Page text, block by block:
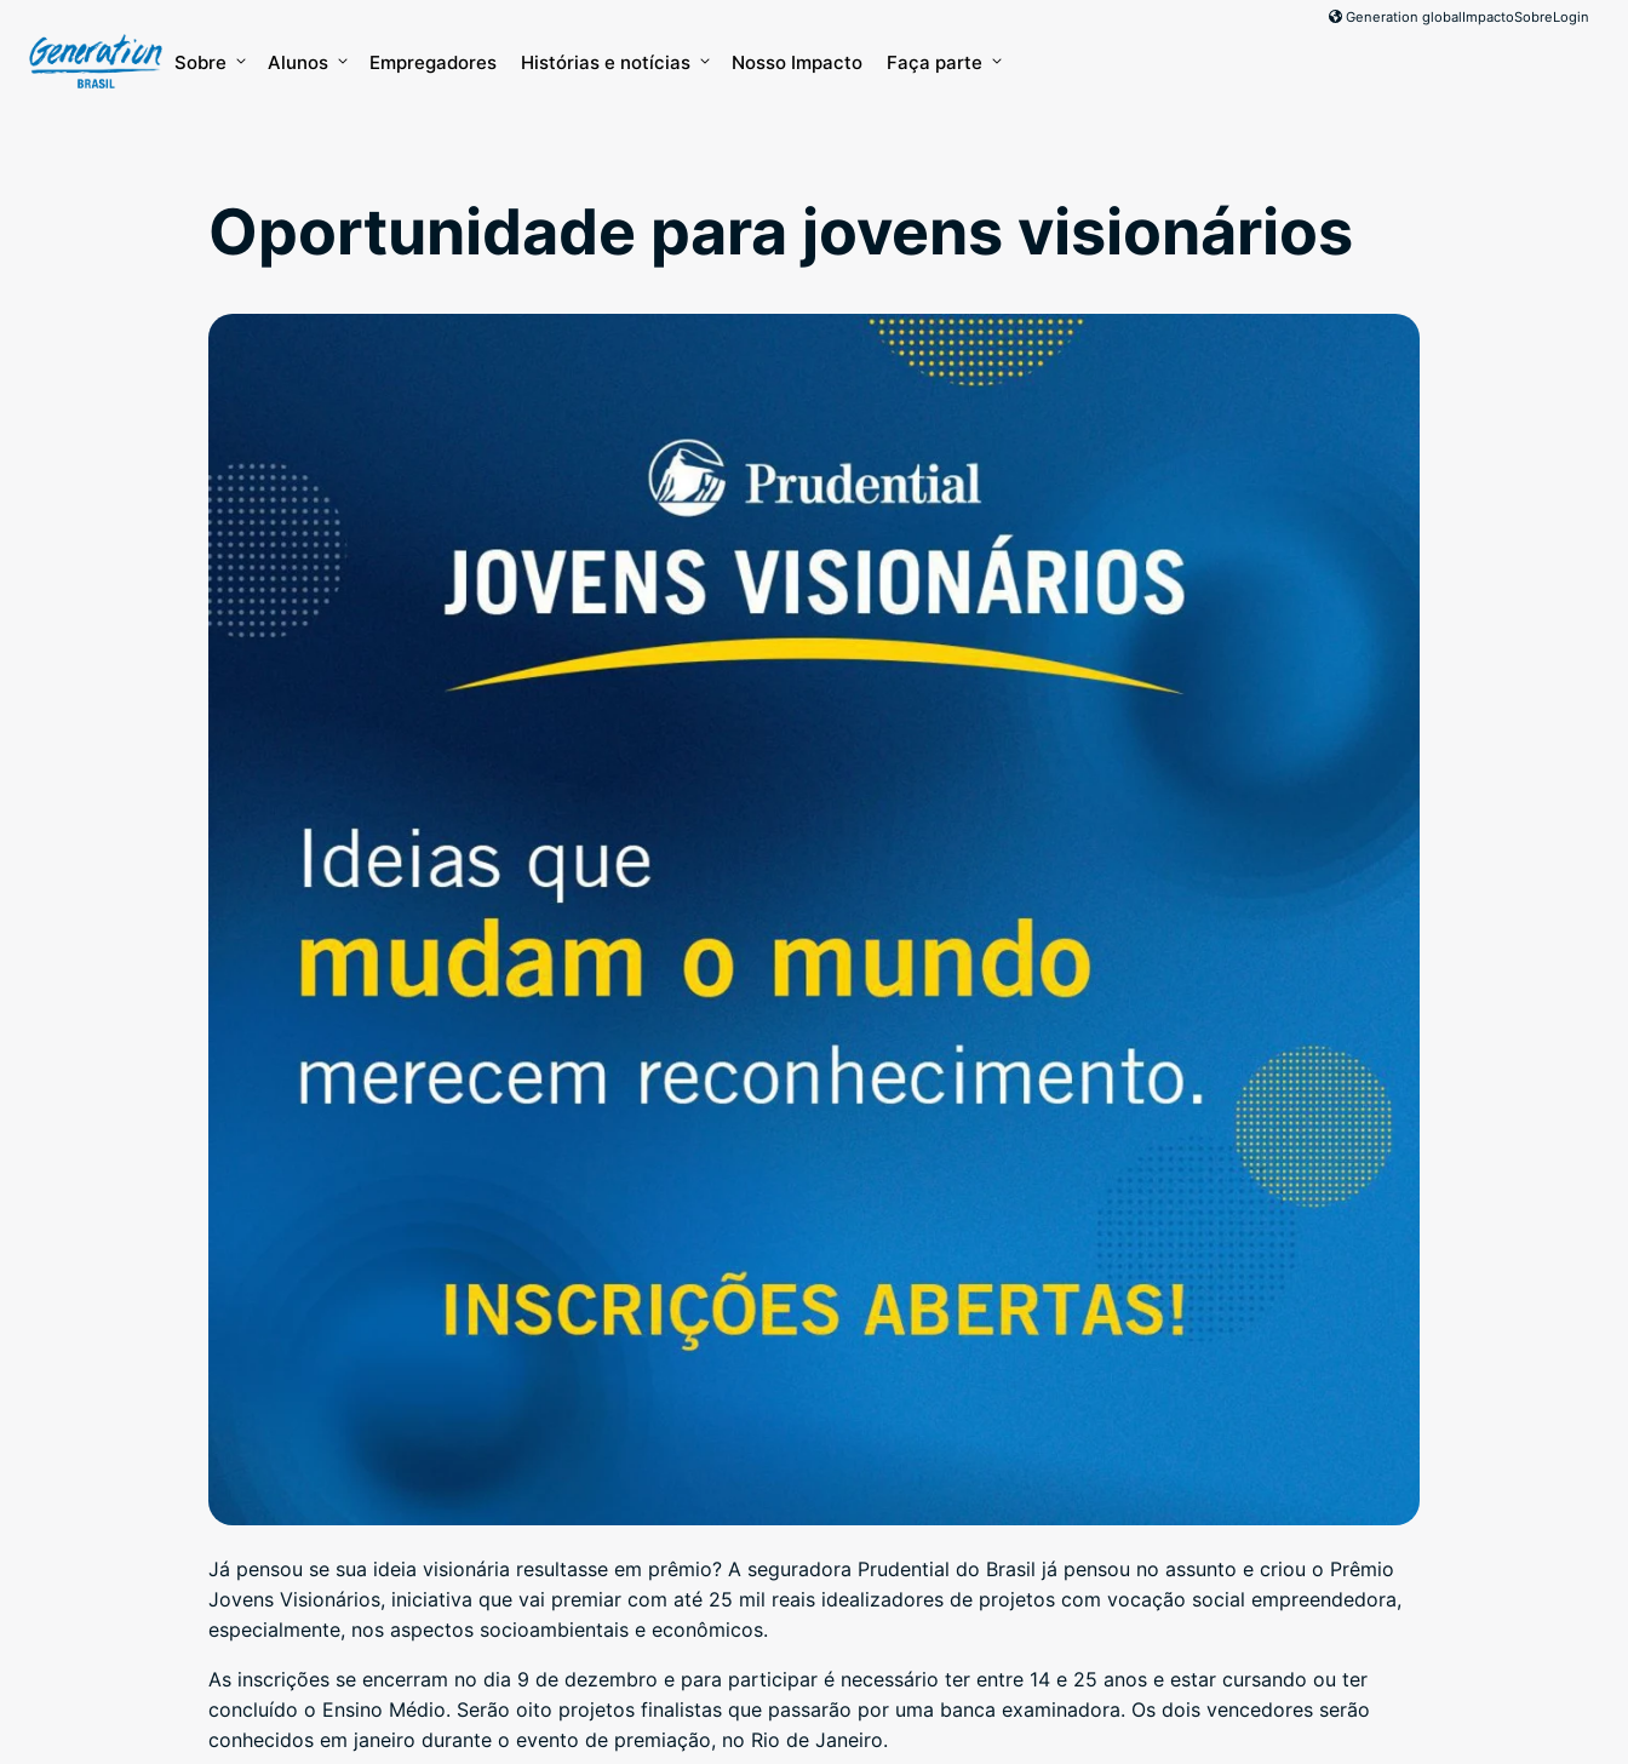
content
Generation globalImpactoSobreLogin
Sobre Alunos Empregadores Histórias e notícias Nosso Impacto Faça parte
Oportunidade para jovens visionários
Já pensou se sua ideia visionária resultasse em prêmio? A seguradora Prudential do Brasil já pensou no assunto e criou o Prêmio
Jovens Visionários, iniciativa que vai premiar com até 25 mil reais idealizadores de projetos com vocação social empreendedora,
especialmente, nos aspectos socioambientais e econômicos.
As inscrições se encerram no dia 9 de dezembro e para participar é necessário ter entre 14 e 25 anos e estar cursando ou ter
concluído o Ensino Médio. Serão oito projetos finalistas que passarão por uma banca examinadora. Os dois vencedores serão
conhecidos em janeiro durante o evento de premiação, no Rio de Janeiro.